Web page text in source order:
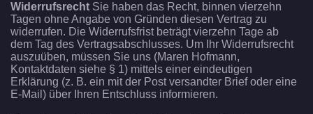
Widerrufsrecht Sie haben das Recht, binnen vierzehn
Tagen ohne Angabe von Gründen diesen Vertrag zu
widerrufen. Die Widerrufsfrist beträgt vierzehn Tage ab
dem Tag des Vertragsabschlusses. Um Ihr Widerrufsrecht
auszuüben, müssen Sie uns (Maren Hofmann,
Kontaktdaten siehe § 1) mittels einer eindeutigen
Erklärung (z. B. ein mit der Post versandter Brief oder eine
E-Mail) über Ihren Entschluss informieren.